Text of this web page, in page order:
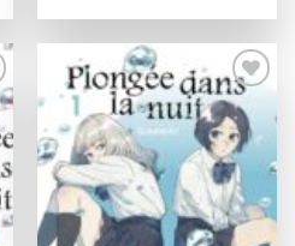
Ajouter
à la
wishlist